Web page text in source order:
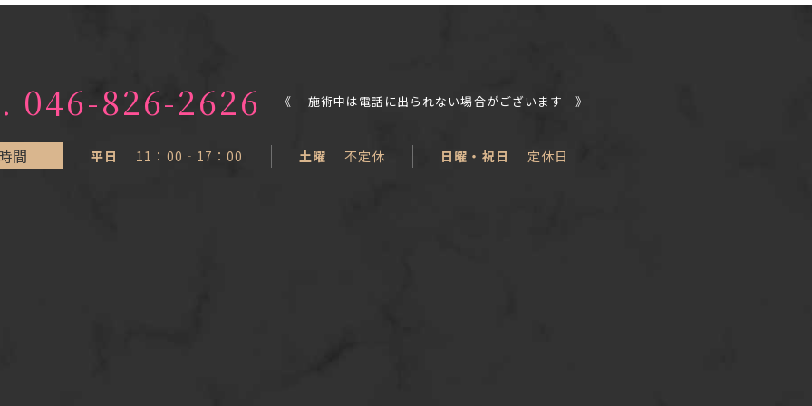
046-826-2626 《 施術中は電話に出られない場合がございます 》
間 平日 11：00‐17：00 土曜 不定休 日曜・祝日 定休日